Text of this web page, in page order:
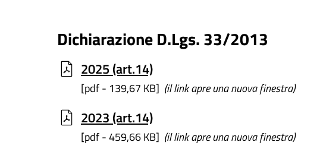
Dichiarazione D.Lgs. 33/2013
2025 (art.14)
[pdf - 139,67 KB] (il link apre una nuova finestra)
2023 (art.14)
[pdf - 459,66 KB] (il link apre una nuova finestra)